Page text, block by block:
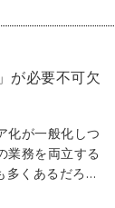
が必要不可欠
化が一般化しつ
業務を両立する
多くあるだろ